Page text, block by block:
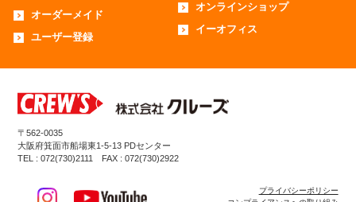
オーダーメイド
ユーザー登録
オンラインショップ
イーオフィス
〒562-0035
大阪府箕面市船場東1-5-13 PDセンター
TEL : 072(730)2111 FAX : 072(730)2922
プライバシーポリシー